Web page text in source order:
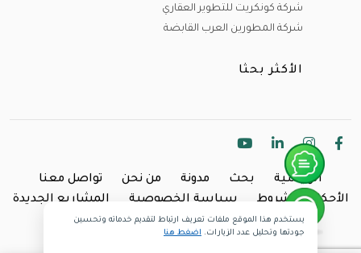
شركة كونكريت للتطوير العقاري
شركة المطورين العرب القابضة
الأكثر بحثا
الرئيسية بحث مدونة من نحن
تواصل معنا
الأحكام والشروط
سياسة الخصوصية المشاريع الجديدة
Copyright @2024 Inland.
يستخدم هذا الموقع ملفات تعريف ارتباط لتقديم خدماته وتحسين
جودتها وتحليل عدد الزيارات. اضغط هنا